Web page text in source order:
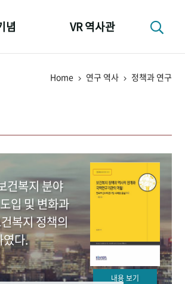
념 VR 역사관
Home 연구 역사 정책과 연구
건복지 분야
입 및 변화과
복지 정책의
였다.
내용 보기